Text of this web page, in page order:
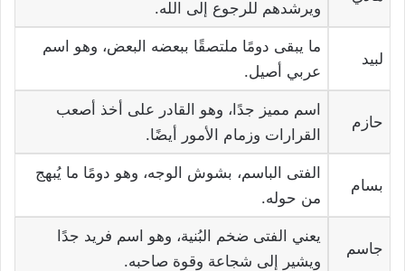
ويرشدهم للرجوع إلى الله.
لبيد
ما يبقى دومًا ملتصقًا ببعضه البعض، وهو اسم
عربي أصيل.
حازم
اسم مميز جدًا، وهو القادر على أخذ أصعب
القرارات وزمام الأمور أيضًا.
بسام
الفتى الباسم، بشوش الوجه، وهو دومًا ما يُبهج
من حوله.
جاسم
يعني الفتى ضخم البُنية، وهو اسم فريد جدًا
ويشير إلى شجاعة وقوة صاحبه.